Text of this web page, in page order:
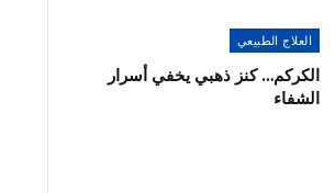
العلاج الطبيعي
الكركم… كنز ذهبي يخفي أسرار
الشفاء